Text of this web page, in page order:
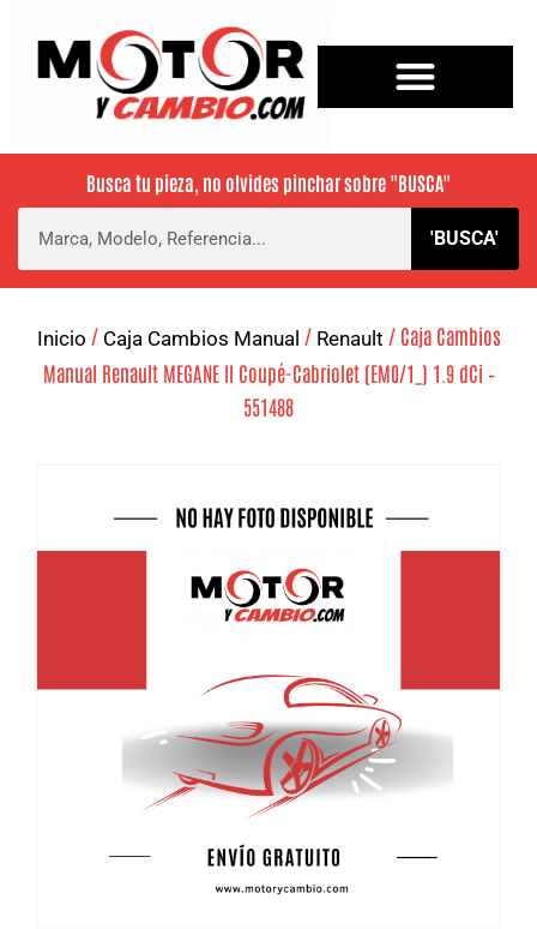
Busca tu pieza, no olvides pinchar sobre "BUSCA"
'BUSCA'
Inicio / Caja Cambios Manual / Renault / Caja Cambios
Manual Renault MEGANE II Coupé-Cabriolet (EM0/1_) 1.9 dCi –
551488